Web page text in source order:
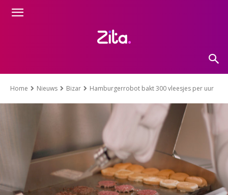
Home Nieuws Bizar Hamburgerrobot bakt 300 vleesjes per uur